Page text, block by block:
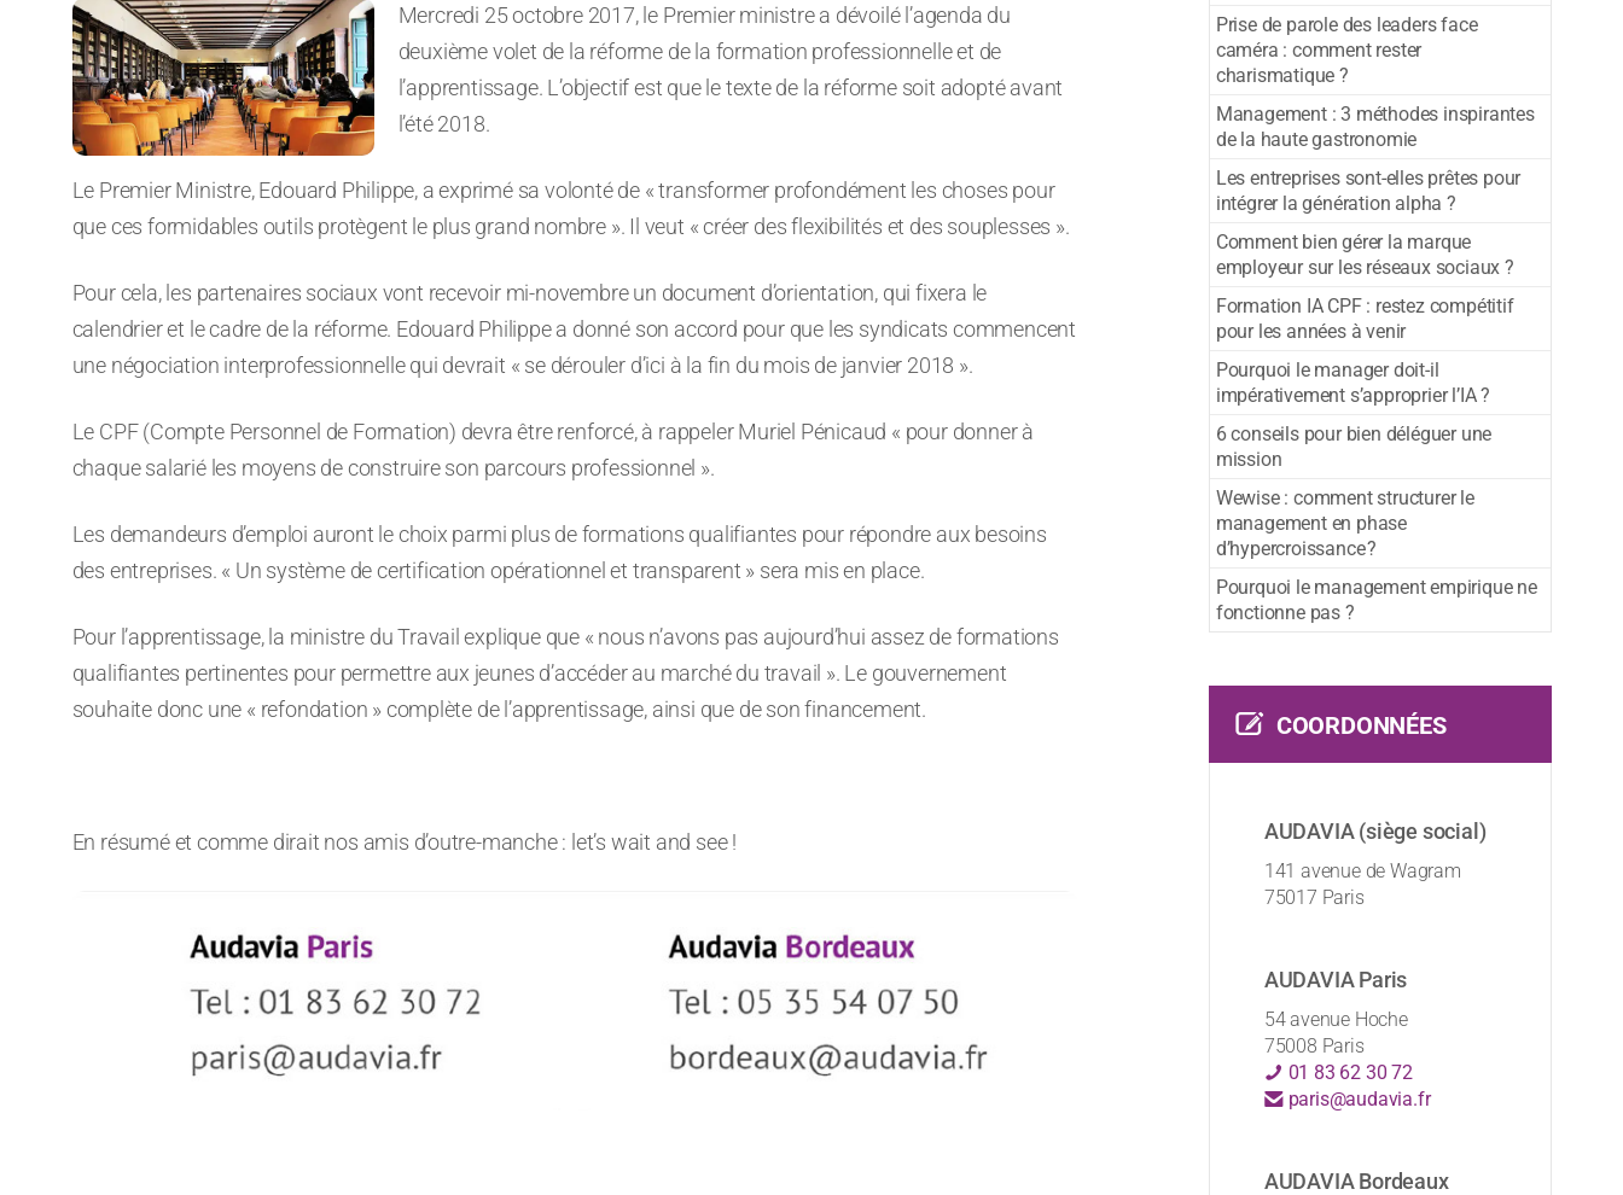
Mercredi 25 octobre 2017, le Premier ministre a dévoilé l’agenda du
deuxième volet de la réforme de la formation professionnelle et de
l’apprentissage. L’objectif est que le texte de la réforme soit adopté avant
l’été 2018.
Le Premier Ministre, Edouard Philippe, a exprimé sa volonté de « transformer profondément les choses pour
que ces formidables outils protègent le plus grand nombre ». Il veut « créer des flexibilités et des souplesses ».
Pour cela, les partenaires sociaux vont recevoir mi-novembre un document d’orientation, qui fixera le
calendrier et le cadre de la réforme. Edouard Philippe a donné son accord pour que les syndicats commencent
une négociation interprofessionnelle qui devrait « se dérouler d’ici à la fin du mois de janvier 2018 ».
Le CPF (Compte Personnel de Formation) devra être renforcé, à rappeler Muriel Pénicaud « pour donner à
chaque salarié les moyens de construire son parcours professionnel ».
Les demandeurs d’emploi auront le choix parmi plus de formations qualifiantes pour répondre aux besoins
des entreprises. « Un système de certification opérationnel et transparent » sera mis en place.
Pour l’apprentissage, la ministre du Travail explique que « nous n’avons pas aujourd’hui assez de formations
qualifiantes pertinentes pour permettre aux jeunes d’accéder au marché du travail ». Le gouvernement
souhaite donc une « refondation » complète de l’apprentissage, ainsi que de son financement.
En résumé et comme dirait nos amis d’outre-manche : let’s wait and see !
Prise de parole des leaders face
caméra : comment rester
charismatique ?
Management : 3 méthodes inspirantes
de la haute gastronomie
Les entreprises sont-elles prêtes pour
intégrer la génération alpha ?
Comment bien gérer la marque
employeur sur les réseaux sociaux ?
Formation IA CPF : restez compétitif
pour les années à venir
Pourquoi le manager doit-il
impérativement s’approprier l’IA ?
6 conseils pour bien déléguer une
mission
Wewise : comment structurer le
management en phase
d’hypercroissance ?
Pourquoi le management empirique ne
fonctionne pas ?
COORDONNÉES
AUDAVIA (siège social)
141 avenue de Wagram
75017 Paris
AUDAVIA Paris
54 avenue Hoche
75008 Paris
01 83 62 30 72
paris@audavia.fr
AUDAVIA Bordeaux